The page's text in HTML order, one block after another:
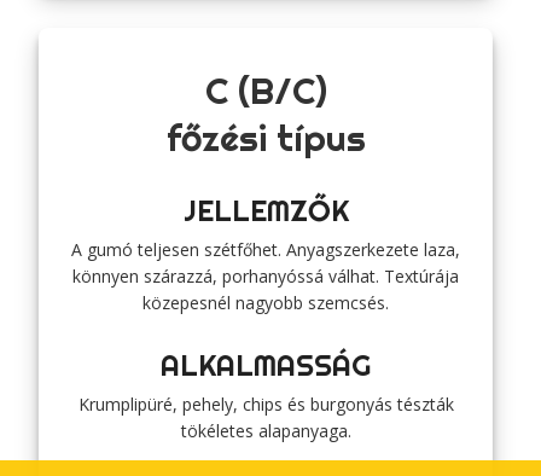
C (B/C)
főzési típus
JELLEMZŐK
A gumó teljesen szétfőhet. Anyagszerkezete laza,
könnyen szárazzá, porhanyóssá válhat. Textúrája
közepesnél nagyobb szemcsés.
ALKALMASSÁG
Krumplipüré, pehely, chips és burgonyás tészták
tökéletes alapanyaga.